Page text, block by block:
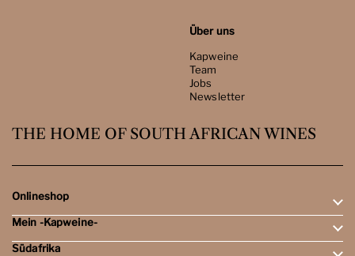
Über uns
Kapweine
Team
Jobs
Newsletter
THE HOME OF SOUTH AFRICAN WINES
Onlineshop
Rotweine
Weissweine
Schaumweine
Mein -Kapweine-
Mein Konto
Südafrika